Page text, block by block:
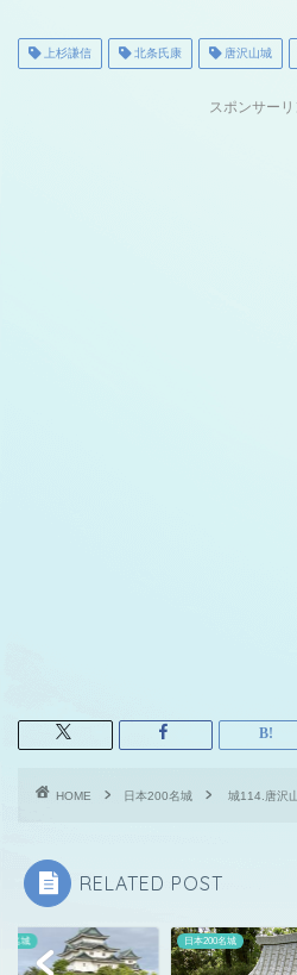
上杉謙信 北条氏康 唐沢山城
スポンサーリ
HOME 日本200名城 城114.唐沢
RELATED POST
名城 日本200名城